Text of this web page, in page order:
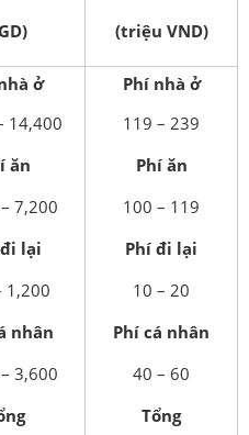
(triệu VND)
ở
14,400
ăn
7,200
lại
1,200
nhân
3,600
Phí nhà ở
119 – 239
Phí ăn
100 – 119
Phí đi lại
10 – 20
Phí cá nhân
40 – 60
Tổng